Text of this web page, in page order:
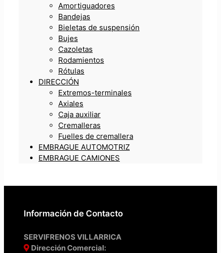
Amortiguadores
Bandejas
Bieletas de suspensión
Bujes
Cazoletas
Rodamientos
Rótulas
DIRECCIÓN
Extremos-terminales
Axiales
Caja auxiliar
Cremalleras
Fuelles de cremallera
EMBRAGUE AUTOMOTRIZ
EMBRAGUE CAMIONES
Información de Contacto
SERVIFRENOS VILLARRICA
Dirección Comercial: